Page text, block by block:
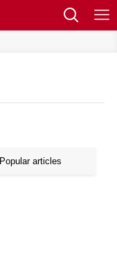
Popular articles